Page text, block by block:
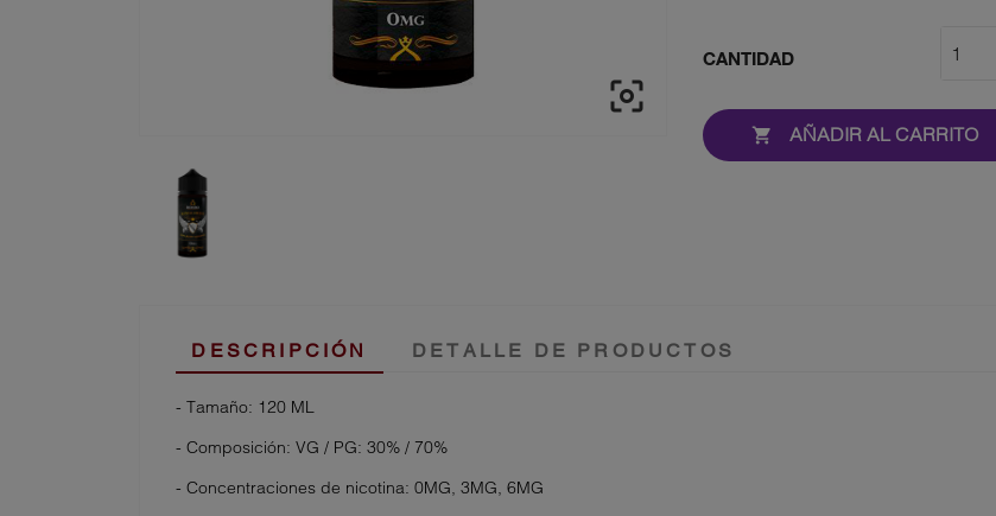

CANTIDAD
 AÑADIR AL CARRITO
DESCRIPCIÓN DETALLE DE PRODUCTOS
- Tamaño: 120 ML
- Composición: VG / PG: 30% / 70%
- Concentraciones de nicotina: 0MG, 3MG, 6MG